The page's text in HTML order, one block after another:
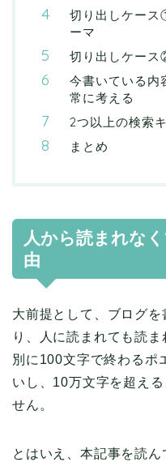
切り出しケー
ーマ
切り出しケー
今書いている内
常に考える
2つ以上の検索
まとめ
人から読まれな
由
大前提として、ブログ
り、人に読まれても読
別に100文字で終わるポ
いし、10万文字を超え
せん。
とはいえ、本記事を読